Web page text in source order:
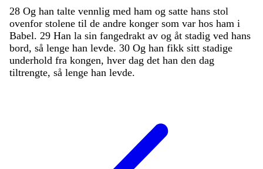
28 Og han talte vennlig med ham og satte hans stol
ovenfor stolene til de andre konger som var hos ham i
Babel. 29 Han la sin fangedrakt av og åt stadig ved hans
bord, så lenge han levde. 30 Og han fikk sitt stadige
underhold fra kongen, hver dag det han den dag
tiltrengte, så lenge han levde.